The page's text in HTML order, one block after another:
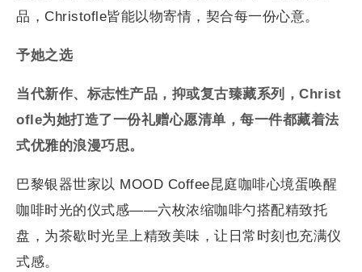
品，Christofle皆能以物寄情，契合每一份心意。
予她之选
当代新作、标志性产品，抑或复古臻藏系列， Christ
ofle为她打造了一份礼赠心愿清单，每一件都藏着法
式优雅的浪漫巧思。
巴黎银器世家以 MOOD Coffee昆庭咖啡心境蛋唤醒
咖啡时光的仪式感——六枚浓缩咖啡勺搭配精致托
盘，为茶歇时光呈上精致美味，让日常时刻也充满仪
式感。